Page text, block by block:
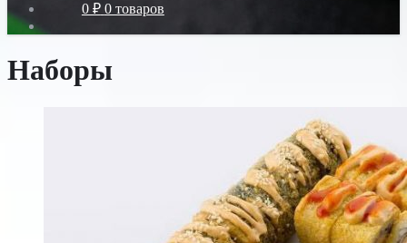
0 ₽ 0 товаров
Наборы